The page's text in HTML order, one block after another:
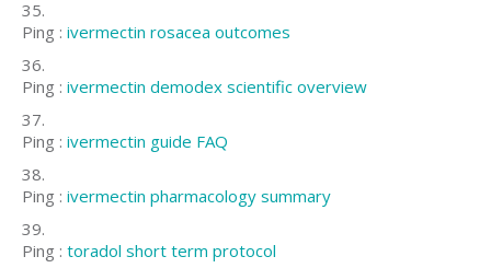
Ping : ivermectin rosacea outcomes
Ping : ivermectin demodex scientific overview
Ping : ivermectin guide FAQ
Ping : ivermectin pharmacology summary
Ping : toradol short term protocol